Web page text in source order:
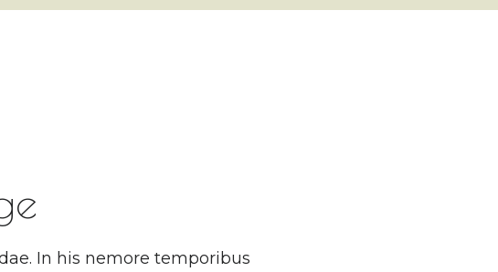
In his nemore temporibus